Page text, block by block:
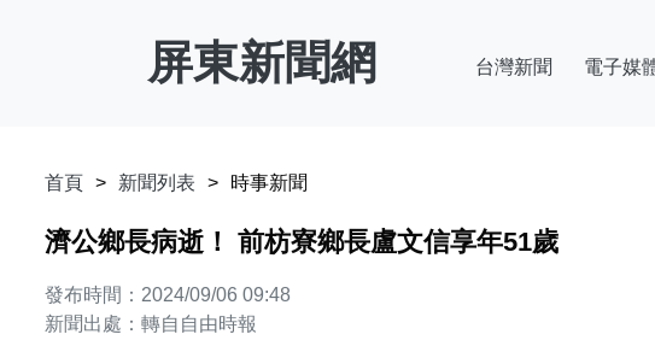
屏東新聞網 台灣新聞 電子媒
首頁 新聞列表 時事新聞
濟公鄉長病逝！ 前枋寮鄉長盧文信享年51歲
發布時間：2024/09/06 09:48
新聞出處：轉自自由時報